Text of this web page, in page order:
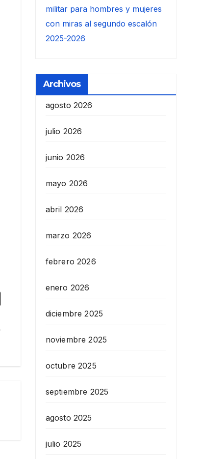
militar para hombres y mujeres
con miras al segundo escalón
2025-2026
Archivos
agosto 2026
julio 2026
junio 2026
mayo 2026
abril 2026
marzo 2026
febrero 2026
enero 2026
diciembre 2025
noviembre 2025
octubre 2025
septiembre 2025
agosto 2025
julio 2025